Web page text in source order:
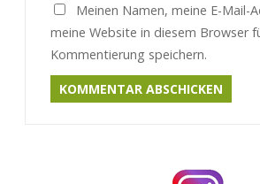
Meinen Namen, meine E-Mail-
meine Website in diesem Browser
Kommentierung speichern.